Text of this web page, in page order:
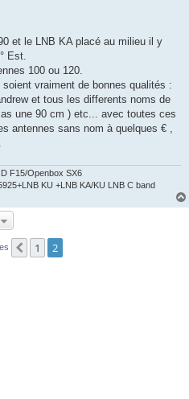
et le LNB KA placé au milieu il y
Est.
100 ou 120.
vraiment de bonnes qualités :
et tous les differents noms de
une 90 cm ) etc... avec toutes ces
antennes sans nom à quelques € ,
F15/Openbox SX6
KU +LNB KA/KU LNB C band
Précédente
1 2